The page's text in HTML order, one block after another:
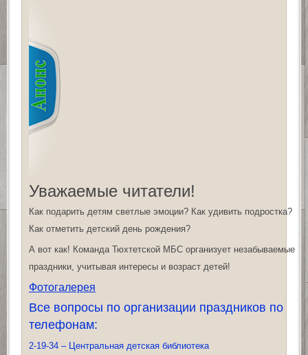
Уважаемые читатели!
Как подарить детям светлые эмоции? Как удивить подростка?
Как отметить детский день рождения?
А вот как! Команда Тюхтетской МБС организует незабываемые
праздники, учитывая интересы и возраст детей!
Фотогалерея
Все вопросы по организации праздников по
телефонам:
2-19-34 – Центральная детская библиотека